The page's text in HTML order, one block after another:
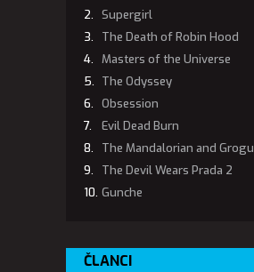
Supergirl
The Death of Robin Hood
Masters of the Universe
The Odyssey
Obsession
Evil Dead Burn
The Mandalorian and Grogu
The Devil Wears Prada 2
Gunche
ČLANCI